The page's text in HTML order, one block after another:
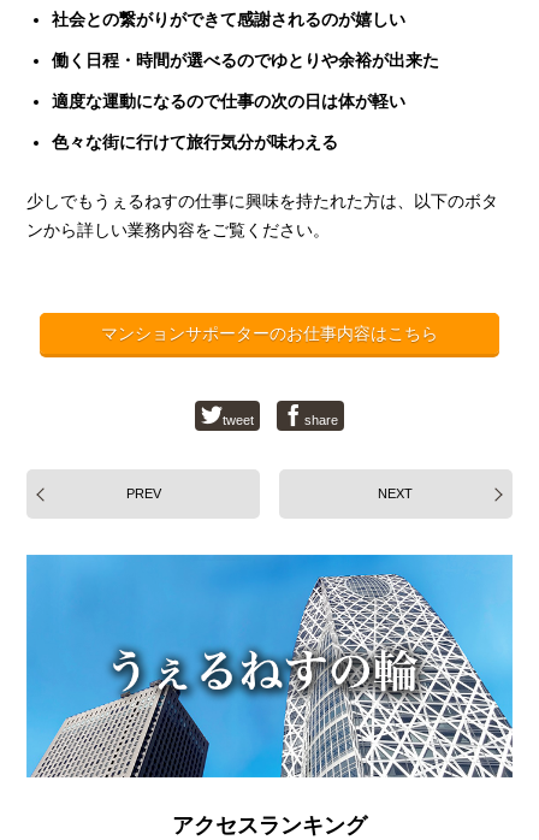
社会との繋がりができて感謝されるのが嬉しい
働く日程・時間が選べるのでゆとりや余裕が出来た
適度な運動になるので仕事の次の日は体が軽い
色々な街に行けて旅行気分が味わえる
少しでもうぇるねすの仕事に興味を持たれた方は、以下のボタ
ンから詳しい業務内容をご覧ください。
マンションサポーターのお仕事内容はこちら
tweet share
PREV NEXT
アクセスランキング